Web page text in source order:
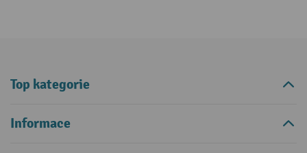
Top kategorie
Informace